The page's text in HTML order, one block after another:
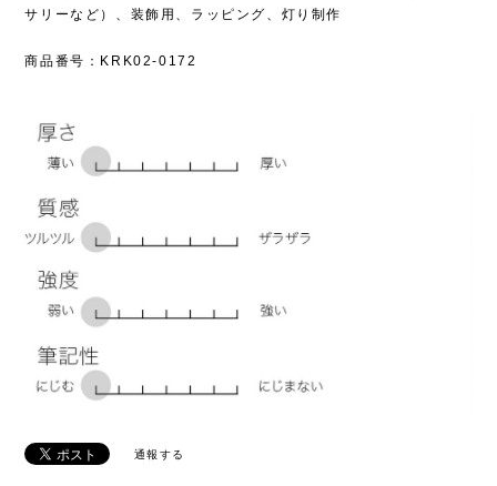
サリーなど）、装飾用、ラッピング、灯り制作
商品番号：KRK02-0172
通報する